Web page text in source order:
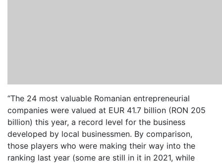
“The 24 most valuable Romanian entrepreneurial
companies were valued at EUR 41.7 billion (RON 205
billion) this year, a record level for the business
developed by local businessmen. By comparison,
those players who were making their way into the
ranking last year (some are still in it in 2021, while